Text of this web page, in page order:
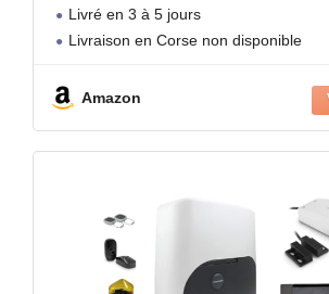
connecté + 1 digicode sans Fil
Livré en 3 à 5 jours
Livraison en Corse non disponible
Amazon